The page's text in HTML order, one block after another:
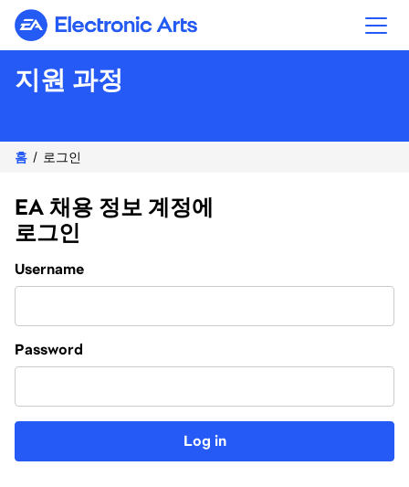
Electronic Arts
지원 과정
홈 로그인
EA 채용 정보 계정에
로그인
Login
Username
Password
Log in